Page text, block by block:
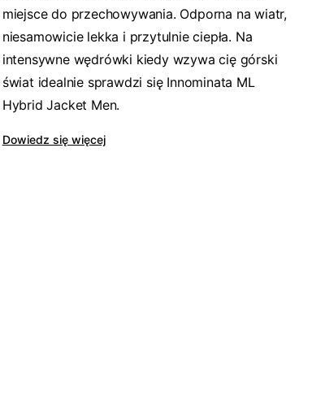
miejsce do przechowywania. Odporna na wiatr,
niesamowicie lekka i przytulnie ciepła. Na
intensywne wędrówki kiedy wzywa cię górski
świat idealnie sprawdzi się Innominata ML
Hybrid Jacket Men.
Dowiedz się więcej